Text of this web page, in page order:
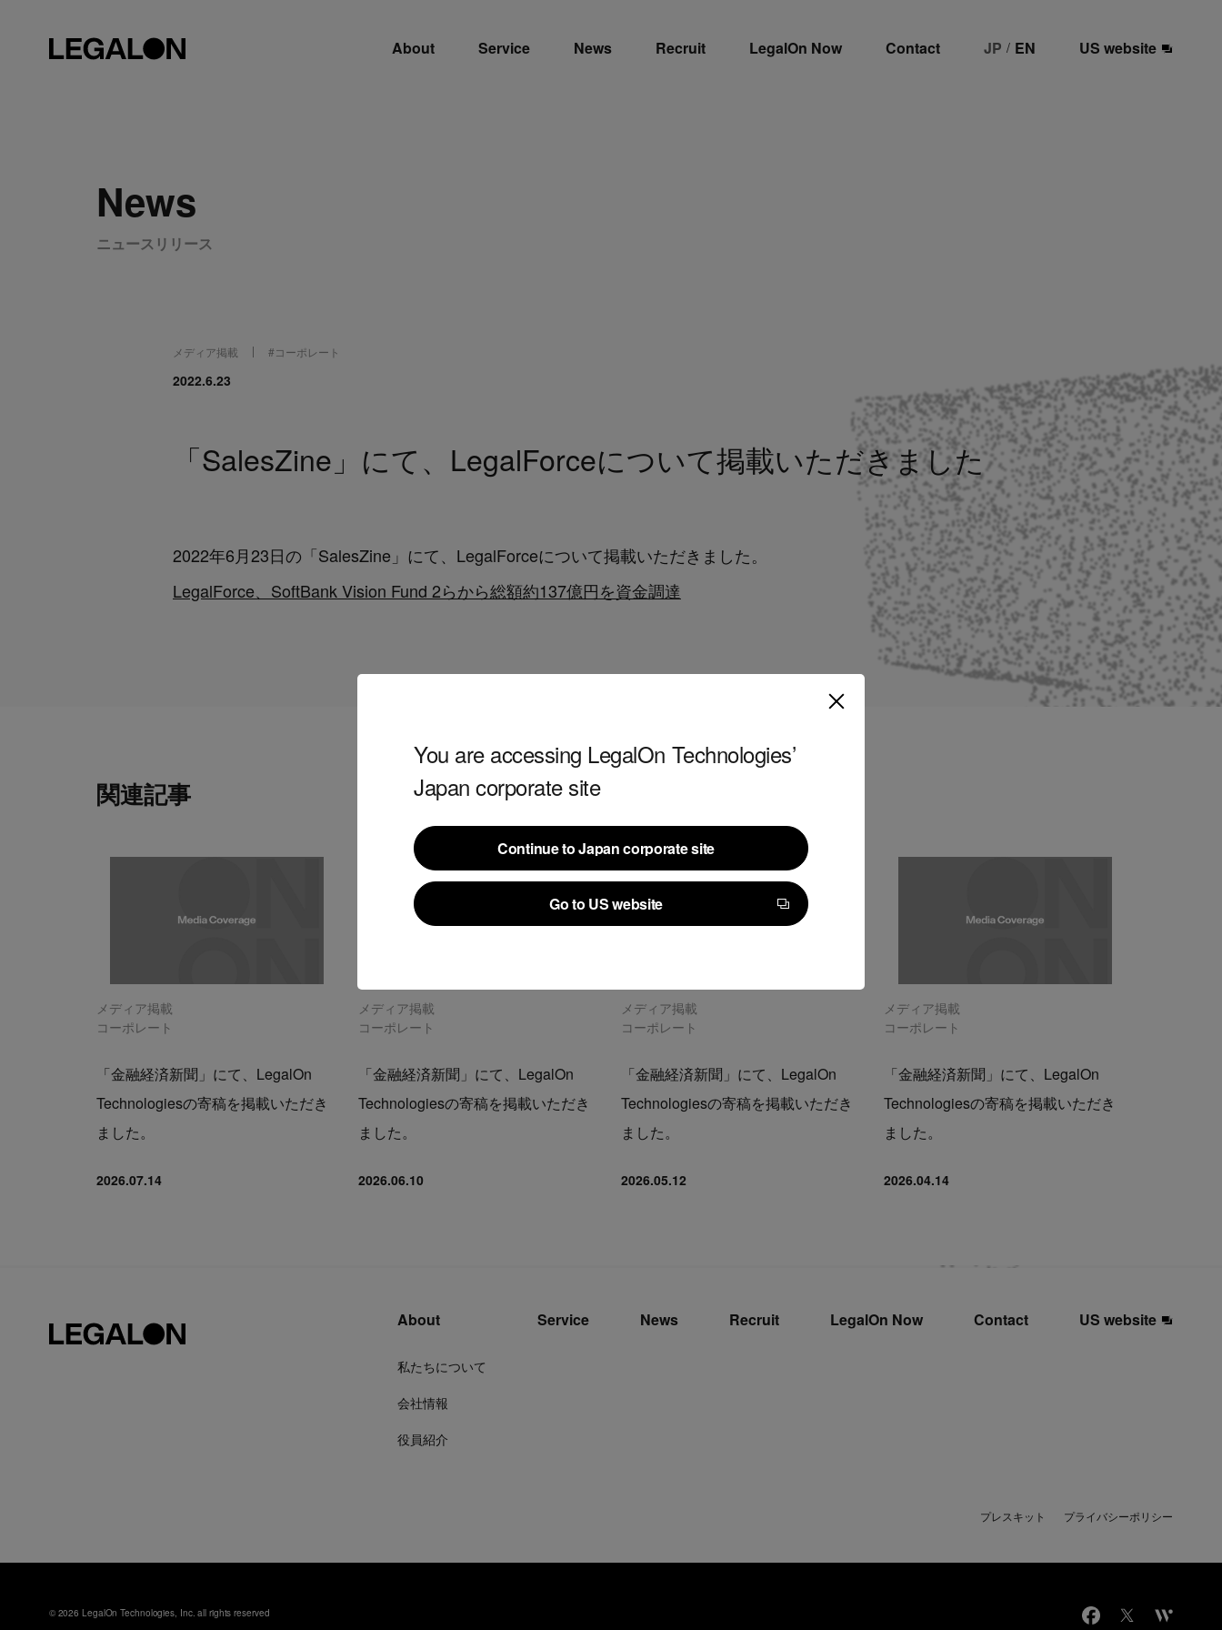
About Service News Recruit LegalOn Now Contact JP / EN US website
You are accessing LegalOn Technologies’
Japan corporate site
Continue to Japan corporate site
Continue to Japan corporate site
Go to US website
Go to US website
News
ニュースリリース
メディア掲載 #コーポレート
2022.6.23
「SalesZine」にて、LegalForceについて掲載いただきました
2022年6月23日の「SalesZine」にて、LegalForceについて掲載いただきました。
LegalForce、SoftBank Vision Fund 2らから総額約137億円を資金調達
関連記事
メディア掲載
コーポレート
「金融経済新聞」にて、LegalOn
Technologiesの寄稿を掲載いただき
ました。
2026.07.14
メディア掲載
コーポレート
「金融経済新聞」にて、LegalOn
Technologiesの寄稿を掲載いただき
ました。
2026.06.10
メディア掲載
コーポレート
「金融経済新聞」にて、LegalOn
Technologiesの寄稿を掲載いただき
ました。
2026.05.12
メディア掲載
コーポレート
「金融経済新聞」にて、LegalOn
Technologiesの寄稿を掲載いただき
ました。
2026.04.14
About
私たちについて
会社情報
役員紹介
Service News Recruit LegalOn Now Contact US website
プレスキット プライバシーポリシー
© 2026 LegalOn Technologies, Inc. all rights reserved